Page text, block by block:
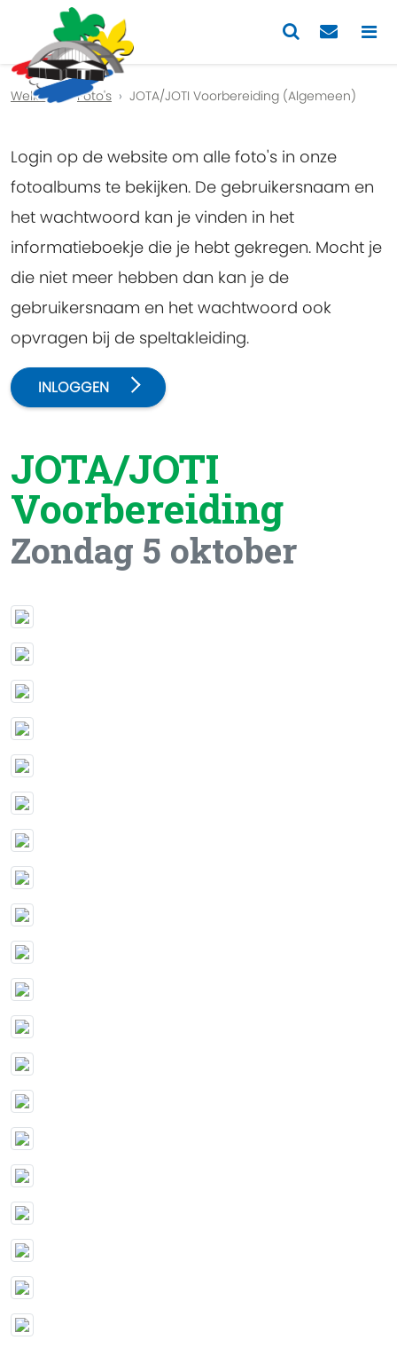
Previous
Welkom Foto's JOTA/JOTI Voorbereiding (Algemeen)
Login op de website om alle foto's in onze
fotoalbums te bekijken. De gebruikersnaam en
het wachtwoord kan je vinden in het
informatieboekje die je hebt gekregen. Mocht je
die niet meer hebben dan kan je de
gebruikersnaam en het wachtwoord ook
opvragen bij de speltakleiding.
INLOGGEN
JOTA/JOTI
Voorbereiding
Zondag 5 oktober